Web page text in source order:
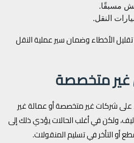
مسبقًا.
النقل.
الأخطاء وضمان سير عملية النقل
غير متخصصة
على شركات غير متخصصة أو عمالة غير
ولكن في أغلب الحالات يؤدي ذلك إلى
أو التأخر في تسليم المنقولات.